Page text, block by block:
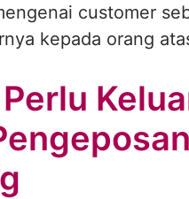
customer
kepada orang